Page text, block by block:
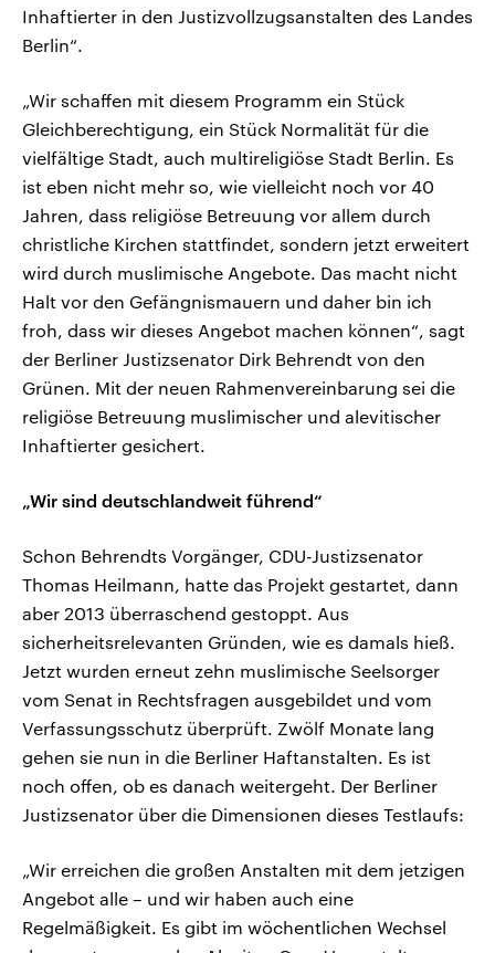
Inhaftierter in den Justizvollzugsanstalten des Landes
Berlin“.
„Wir schaffen mit diesem Programm ein Stück
Gleichberechtigung, ein Stück Normalität für die
vielfältige Stadt, auch multireligiöse Stadt Berlin. Es
ist eben nicht mehr so, wie vielleicht noch vor 40
Jahren, dass religiöse Betreuung vor allem durch
christliche Kirchen stattfindet, sondern jetzt erweitert
wird durch muslimische Angebote. Das macht nicht
Halt vor den Gefängnismauern und daher bin ich
froh, dass wir dieses Angebot machen können“, sagt
der Berliner Justizsenator Dirk Behrendt von den
Grünen. Mit der neuen Rahmenvereinbarung sei die
religiöse Betreuung muslimischer und alevitischer
Inhaftierter gesichert.
„Wir sind deutschlandweit führend“
Schon Behrendts Vorgänger, CDU-Justizsenator
Thomas Heilmann, hatte das Projekt gestartet, dann
aber 2013 überraschend gestoppt. Aus
sicherheitsrelevanten Gründen, wie es damals hieß.
Jetzt wurden erneut zehn muslimische Seelsorger
vom Senat in Rechtsfragen ausgebildet und vom
Verfassungsschutz überprüft. Zwölf Monate lang
gehen sie nun in die Berliner Haftanstalten. Es ist
noch offen, ob es danach weitergeht. Der Berliner
Justizsenator über die Dimensionen dieses Testlaufs:
„Wir erreichen die großen Anstalten mit dem jetzigen
Angebot alle – und wir haben auch eine
Regelmäßigkeit. Es gibt im wöchentlichen Wechsel